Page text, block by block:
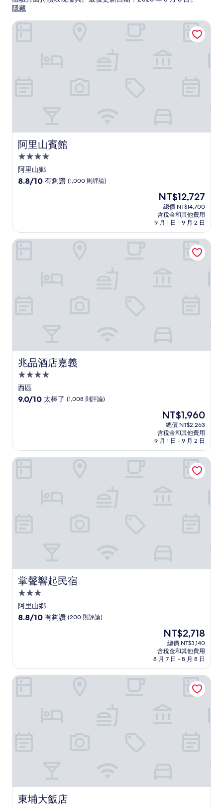
隱藏
阿里山賓館
阿里山賓館
4.0
星
級
阿里山鄉
8.8
有
夠
8.8/10 有夠讚 (1,000 則評論)
現
在
價
格
為
NT$12,727
NT$12,727
總價 NT$14,700
含稅金和其他費用
9 月 1 日 - 9 月 2 日
阿里山賓館
兆品酒店嘉義
兆品酒店嘉義
4.0
星
級
西區
9.0
太
棒
9.0/10 太棒了 (1,008 則評論)
現
在
價
格
為
NT$1,960
NT$1,960
總價 NT$2,263
含稅金和其他費用
9 月 1 日 - 9 月 2 日
兆品酒店嘉義
掌聲響起民宿
掌聲響起民宿
3.0
星
級
阿里山鄉
8.8
有
夠
8.8/10 有夠讚 (200 則評論)
現
在
價
格
為
NT$2,718
NT$2,718
總價 NT$3,140
含稅金和其他費用
8 月 7 日 - 8 月 8 日
掌聲響起民宿
東埔大飯店
東埔大飯店
東埔大飯店